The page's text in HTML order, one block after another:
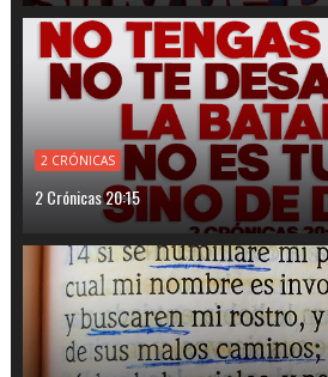
2 CRÓNICAS
2 Crónicas 20:15